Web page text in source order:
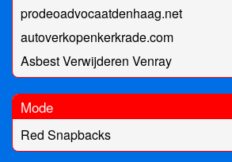
prodeoadvocaatdenhaag.net
autoverkopenkerkrade.com
Asbest Verwijderen Venray
Mode
Red Snapbacks